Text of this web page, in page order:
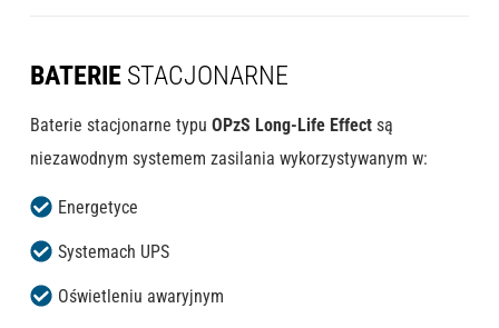
BATERIESTACJONARNE
Baterie stacjonarne typu OPzS Long-Life Effectsą
niezawodnym systemem zasilania wykorzystywanym w:
Energetyce
Systemach UPS
Oświetleniu awaryjnym